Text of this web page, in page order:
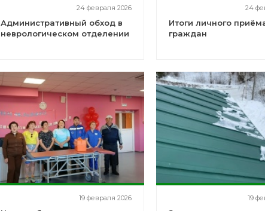
24 февраля 2026
Административный обход в
неврологическом отделении
24
Итоги личного
граждан
19 февраля 2026 19